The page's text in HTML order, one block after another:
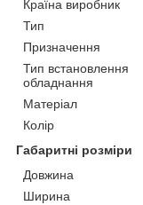
Країна виробник
Тип
Призначення
Тип встановлення
обладнання
Матеріал
Колір
Габаритні розміри
Довжина
Ширина